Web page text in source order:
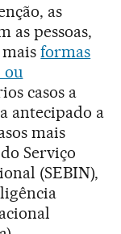
as
as pessoas,
maisformas
ou
casos a
antecipado a
mais
Serviço
(SEBIN),